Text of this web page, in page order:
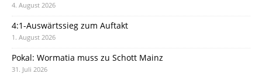
4. August 2026
4:1-Auswärtssieg zum Auftakt
1. August 2026
Pokal: Wormatia muss zu Schott Mainz
31. Juli 2026